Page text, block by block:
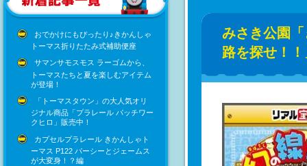
おでかけにもぴったり♪きかんしゃ
トーマス折りたたみ式補助便座
サマンサモスモス ラーゴムから、
トーマスたちと夏を楽しむアイテム
が登場！
「トーマスタウン」の大人気オリ
ジナル商品「プラレール パッチワー
クヒロ」販売中！
カプセルプラレール きかんしゃト
ーマス P122 パーシーとジェームス
が大変身！？編
みさき公園
路を探せ！